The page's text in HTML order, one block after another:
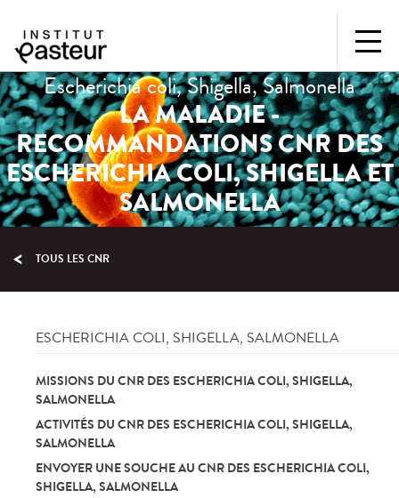
Escherichia coli, Shigella, Salmonella
LA MALADIE -
RECOMMANDATIONS CNR DES
ESCHERICHIA COLI, SHIGELLA ET
SALMONELLA
TOUS LES CNR
ESCHERICHIA COLI, SHIGELLA, SALMONELLA
MISSIONS DU CNR DES ESCHERICHIA COLI, SHIGELLA,
SALMONELLA
ACTIVITÉS DU CNR DES ESCHERICHIA COLI, SHIGELLA,
SALMONELLA
ENVOYER UNE SOUCHE AU CNR DES ESCHERICHIA COLI,
SHIGELLA, SALMONELLA